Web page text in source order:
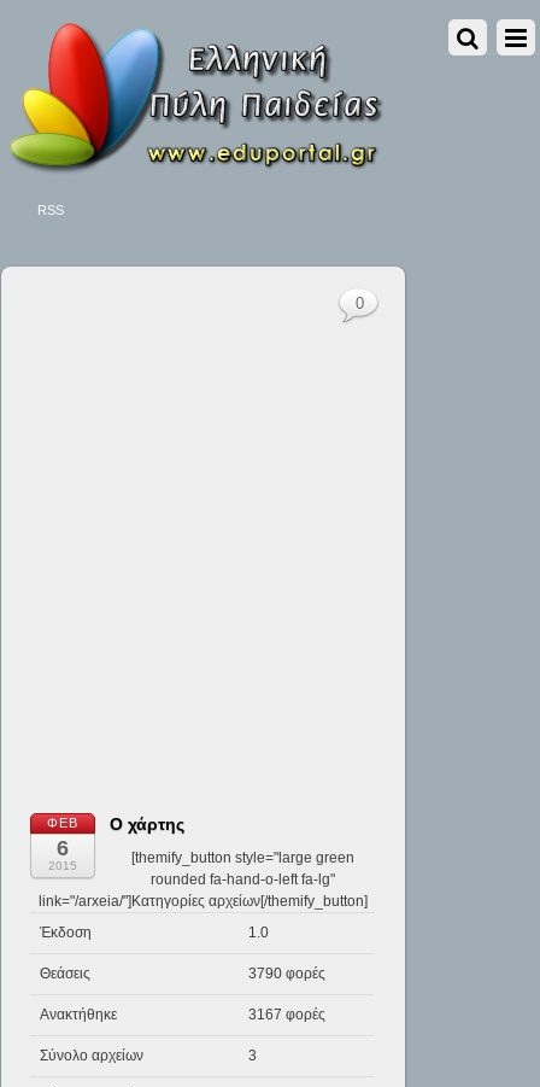
RSS
ΦΕΒ
6
2015
Ο χάρτης
[themify_button style="large green
rounded fa-hand-o-left fa-lg"
link="/arxeia/"]Κατηγορίες αρχείων[/themify_button]
Έκδοση
1.0
Θεάσεις 3790 φορές
Ανακτήθηκε 3167 φορές
Σύνολο αρχείων 3
0